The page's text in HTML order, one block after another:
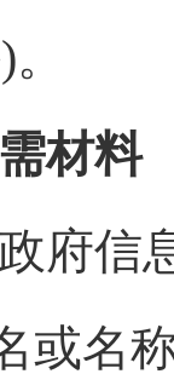
材料
府信
或名